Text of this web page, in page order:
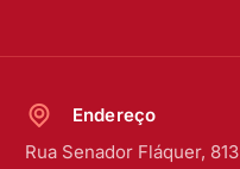
Endereço
Rua Senador Fláquer, 813